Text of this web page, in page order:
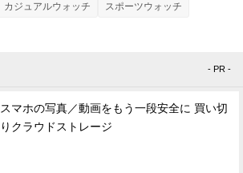
カジュアルウォッチ スポーツウォッチ
- PR -
スマホの写真／動画をもう一段安全に 買い切
りクラウドストレージ